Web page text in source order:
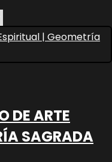
DE ARTE
SAGRADA